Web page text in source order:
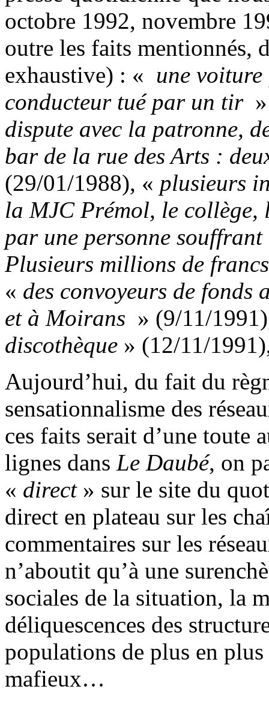
octobre 1992, novembre
outre les faits mentionnés,
exhaustive) : « une
conducteur tué par un tir
dispute avec la patronne,
bar de la rue des Arts :
(29/01/1988), « plusieurs
la MJC Prémol, le
par une personne
Plusieurs millions de
« des convoyeurs de fonds
et à Moirans » (9/11/
discothèque » (12/11/
Aujourd’hui, du fait du
sensationnalisme des
ces faits serait d’une toute
lignes dans Le Daubé, on
« direct» sur le site du
direct en plateau sur les
commentaires sur les
n’aboutit qu’à une
sociales de la situation, la
déliquescences des
populations de plus en
mafieux…